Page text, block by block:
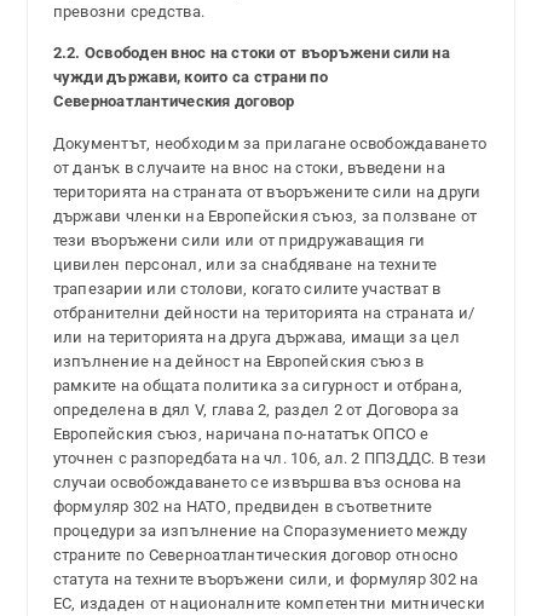
превозни средства.
2.2. Освободен внос на стоки от въоръжени сили на
чужди държави, които са страни по
Северноатлантическия договор
Документът, необходим за прилагане освобождаването
от данък в случаите на внос на стоки, въведени на
територията на страната от въоръжените сили на други
държави членки на Европейския съюз, за ползване от
тези въоръжени сили или от придружаващия ги
цивилен персонал, или за снабдяване на техните
трапезарии или столови, когато силите участват в
отбранителни дейности на територията на страната и/
или на територията на друга държава, имащи за цел
изпълнение на дейност на Европейския съюз в
рамките на общата политика за сигурност и отбрана,
определена в дял V, глава 2, раздел 2 от Договора за
Европейския съюз, наричана по-нататък ОПСО е
уточнен с разпоредбата на чл. 106, ал. 2 ППЗДДС. В тези
случаи освобождаването се извършва въз основа на
формуляр 302 на НАТО, предвиден в съответните
процедури за изпълнение на Споразумението между
страните по Северноатлантическия договор относно
статута на техните въоръжени сили, и формуляр 302 на
ЕС, издаден от националните компетентни митнически